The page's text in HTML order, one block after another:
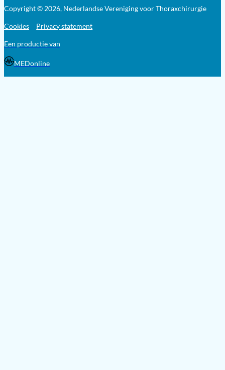
Copyright © 2026, Nederlandse Vereniging voor Thoraxchirurgie
Cookies Privacy statement
Een productie van
MEDonline